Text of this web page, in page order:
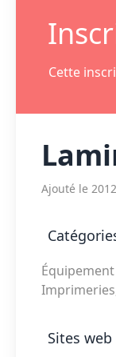
Cette
Ajouté le
Sites web